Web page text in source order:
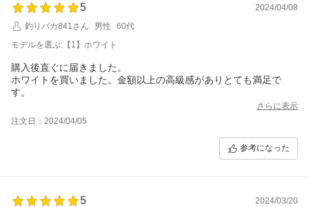
5
2024/04/08
釣りバカ841さん
男性
60代
モデルを選ぶ:【1】ホワイト
購入後直ぐに届きました。
ホワイトを買いました。金額以上の高級感がありとても満足で
す。
さらに表示
注文日：2024/04/05
参考になった
5
2024/03/20